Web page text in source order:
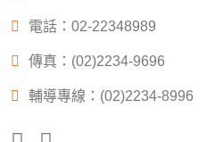
電話： 02-22348989
傳真：(02)2234-9696
輔導專線：(02)2234-8996